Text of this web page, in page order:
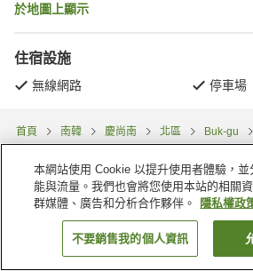
於地圖上顯示
住宿設施
無線網路 停車場
首頁 南韓 慶尚南 北區 Buk-gu
找客房
本網站使用 Cookie 以提升使用者體驗，
能與流量。我們也會將您使用本站的相關
群媒體、廣告和分析合作夥伴。
隱私權政
不要銷售我的個人資訊